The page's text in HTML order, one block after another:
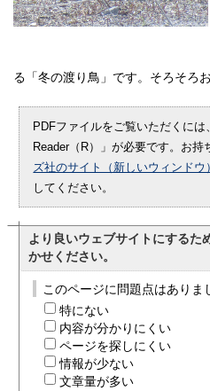
る「冬の渡り鳥」です。そろそろ
PDFファイルをご覧いただくには
Reader（R）」が必要です。お持
ズ社のサイト（新しいウィンドウ
してください。
より良いウェブサイトにするた
かせください。
このページに問題点はありま
特にない
内容が分かりにくい
ページを探しにくい
情報が少ない
文章量が多い